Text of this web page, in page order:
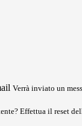
Verrà inviato un
Effettua il reset